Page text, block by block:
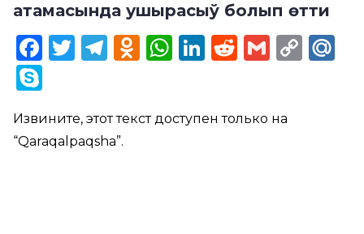
атамасында ушырасыў болып өтти
Facebook
Twitter
Telegram
Odnoklassniki
WhatsApp
LinkedIn
Reddit
Gmail
Извините, этот текст доступен только на
“Qaraqalpaqsha”.